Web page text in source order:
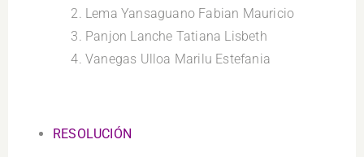
Lema Yansaguano Fabian Mauricio
Panjon Lanche Tatiana Lisbeth
Vanegas Ulloa Marilu Estefania
RESOLUCIÓN